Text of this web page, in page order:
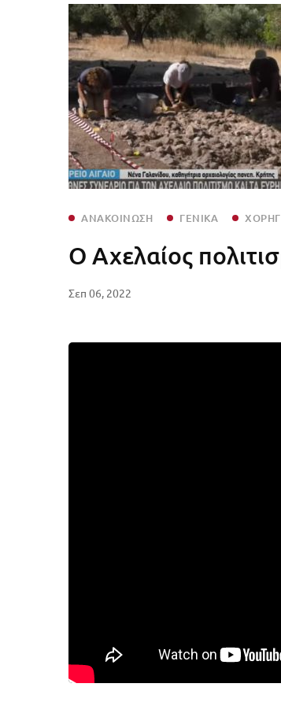
ΑΝΑΚΟΊΝΩΣΗ ΓΕΝΙΚΆ
Ο Αχελαίος
Σεπ 06, 2022